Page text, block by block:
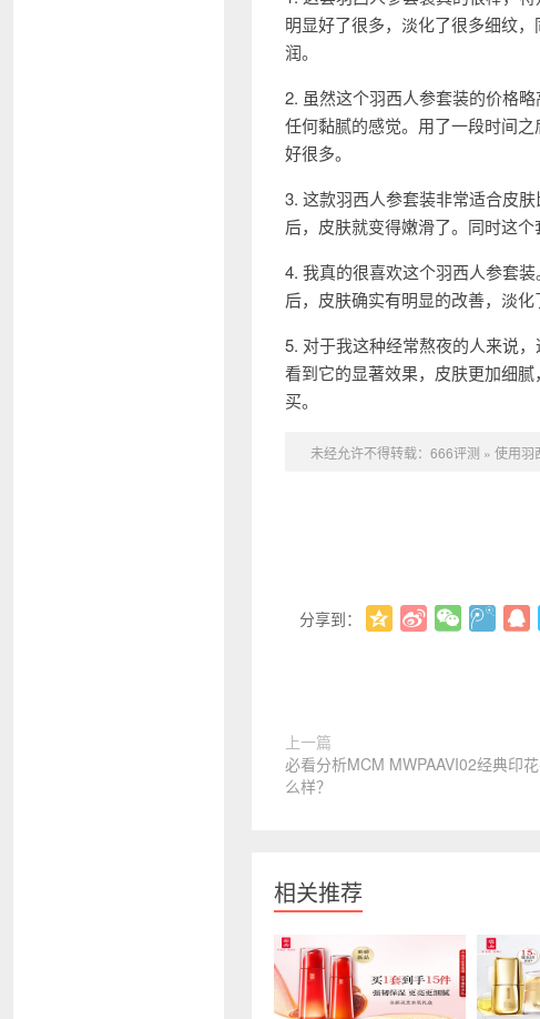
明显好了很多，淡化了很多细纹
润。
2. 虽然这个羽西人参套装的价格
任何黏腻的感觉。用了一段时间
好很多。
3. 这款羽西人参套装非常适合皮
后，皮肤就变得嫩滑了。同时这
4. 我真的很喜欢这个羽西人参套
后，皮肤确实有明显的改善，淡化
5. 对于我这种经常熬夜的人来说
看到它的显著效果，皮肤更加细
买。
未经允许不得转载： 666评测 » 使用羽
分享到：
上一篇
必看分析MCM MWPAAVI02经典印
么样？
相关推荐